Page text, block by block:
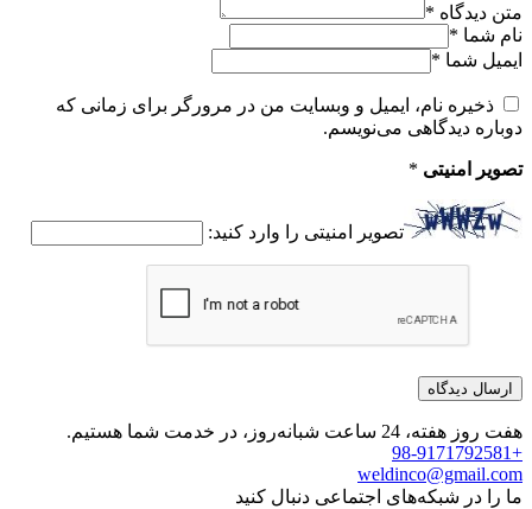
متن دیدگاه *
نام شما *
ایمیل شما *
ذخیره نام، ایمیل و وبسایت من در مرورگر برای زمانی که
دوباره دیدگاهی می‌نویسم.
تصویر امنیتی *
تصویر امنیتی را وارد کنید:
هفت روز هفته، 24 ساعت شبانه‌روز، در خدمت شما هستیم.
+98-9171792581
weldinco@gmail.com
ما را در شبکه‌های اجتماعی دنبال کنید